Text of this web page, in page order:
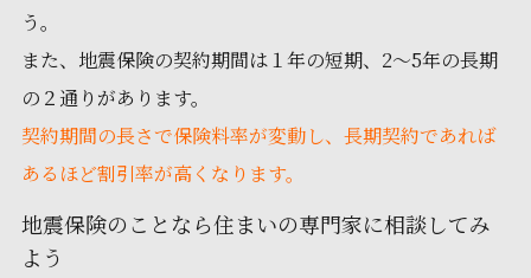
う。
また、地震保険の契約期間は１年の短期、2〜5年の長期
の２通りがあります。
契約期間の長さで保険料率が変動し、長期契約であれば
あるほど割引率が高くなります。
地震保険のことなら住まいの専門家に相談してみ
よう